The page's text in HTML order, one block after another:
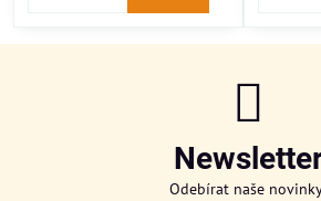
Odebírat naše